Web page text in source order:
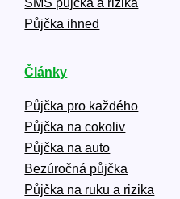
SMS půjčka a rizika
Půjčka ihned
Články
Půjčka pro každého
Půjčka na cokoliv
Půjčka na auto
Bezúročná půjčka
Půjčka na ruku a rizika